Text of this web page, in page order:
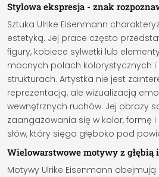
Stylowa ekspresja - znak
Sztuka Ulrike Eisenmann
estetyką. Jej prace często
figury, kobiece sylwetki lub
mocnych polach kolorystycznych i
strukturach. Artystka nie jest
reprezentacją, ale wizualizacją
wewnętrznych ruchów. Jej obrazy
zaangażowania się w kolor, formę
słów, który sięga głęboko pod
Wielowarstwowe motywy z głębią
Motywy Ulrike Eisenmann